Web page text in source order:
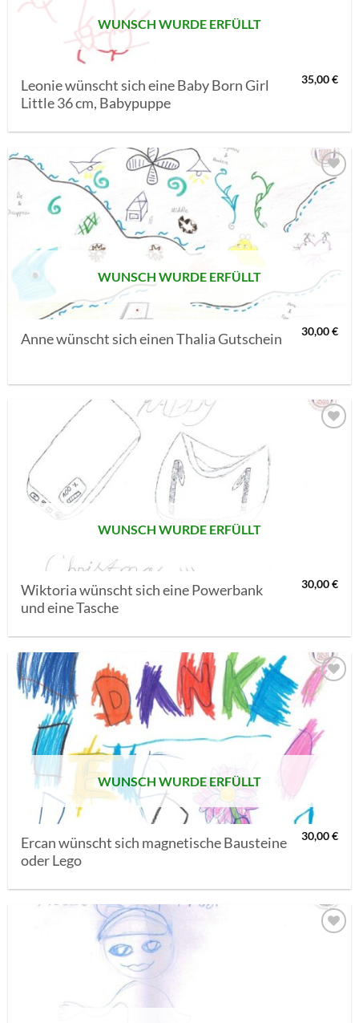
WUNSCH WURDE ERFÜLLT
Leonie wünscht sich eine Baby Born Girl
Little 36 cm, Babypuppe
35,00€
AUF MEINE
MERKLISTE
SETZEN
WUNSCH WURDE ERFÜLLT
Anne wünscht sich einen Thalia Gutschein 30,00€
WUNSCH WURDE ERFÜLLT
Wiktoria wünscht sich eine Powerbank
und eine Tasche
30,00€
AUF MEINE
MERKLISTE
SETZEN
WUNSCH WURDE ERFÜLLT
Ercan wünscht sich magnetische Bausteine
oder Lego
30,00€